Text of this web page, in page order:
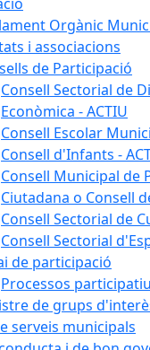
Orgànic
i associacions
de Participació
Consell Sectorial de
Econòmica - ACTIU
Consell Escolar
Consell d'Infants -
Consell Municipal de
Ciutadana o Consell
Consell Sectorial de
Consell Sectorial
de participació
Processos
de grups
serveis municipals